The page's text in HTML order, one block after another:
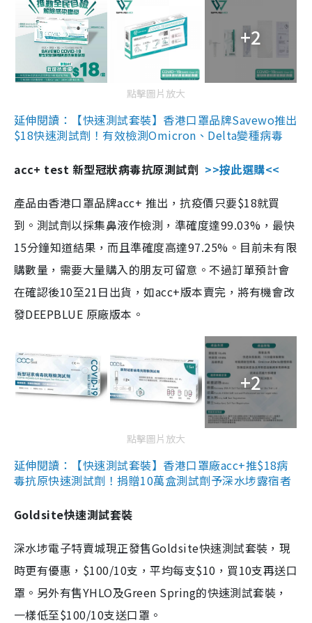
+2
點擊圖片放大
延伸閱讀：【快速測試套裝】香港口罩品牌Savewo推出
$18快速測試劑！有效檢測Omicron、Delta變種病毒
acc+ test 新型冠狀病毒抗原測試劑 >>按此選購<<
產品由香港口罩品牌acc+ 推出，抗疫價只要$18就買
到。測試劑以採集鼻液作檢測，準確度達99.03%，最快
15分鐘知道結果，而且準確度高達97.25%。目前未有限
購數量，需要大量購入的朋友可留意。不過訂單預計會
在確認後10至21日出貨，如acc+版本賣完，將有機會改
發DEEPBLUE 原廠版本。
+2
點擊圖片放大
延伸閱讀：【快速測試套裝】香港口罩廠acc+推$18病
毒抗原快速測試劑！捐贈10萬盒測試劑予深水埗露宿者
Goldsite快速測試套裝
深水埗電子特賣城現正發售Goldsite快速測試套裝，現
時更有優惠，$100/10支，平均每支$10，買10支再送口
罩。另外有售YHLO及Green Spring的快速測試套裝，
一樣低至$100/10支送口罩。